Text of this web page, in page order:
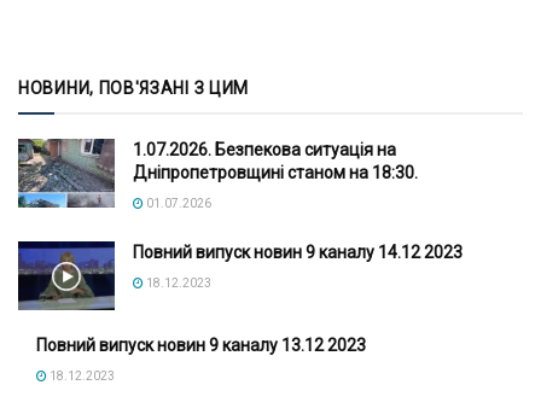
НОВИНИ, ПОВ'ЯЗАНІ З ЦИМ
1.07.2026. Безпекова ситуація на
Дніпропетровщині станом на 18:30.
01.07.2026
Повний випуск новин 9 каналу 14.12 2023
18.12.2023
Повний випуск новин 9 каналу 13.12 2023
18.12.2023